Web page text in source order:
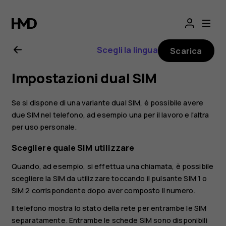
Manuale
d’uso
del
Nokia
4.2
Scegli la lingua Scarica
Impostazioni dual SIM
Se si dispone di una variante dual SIM, è possibile avere
due SIM nel telefono, ad esempio una per il lavoro e l'altra
per uso personale.
Scegliere quale SIM utilizzare
Quando, ad esempio, si effettua una chiamata, è possibile
scegliere la SIM da utilizzare toccando il pulsante SIM 1 o
SIM 2 corrispondente dopo aver composto il numero.
Il telefono mostra lo stato della rete per entrambe le SIM
separatamente. Entrambe le schede SIM sono disponibili